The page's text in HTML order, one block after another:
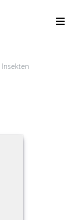
Insekten